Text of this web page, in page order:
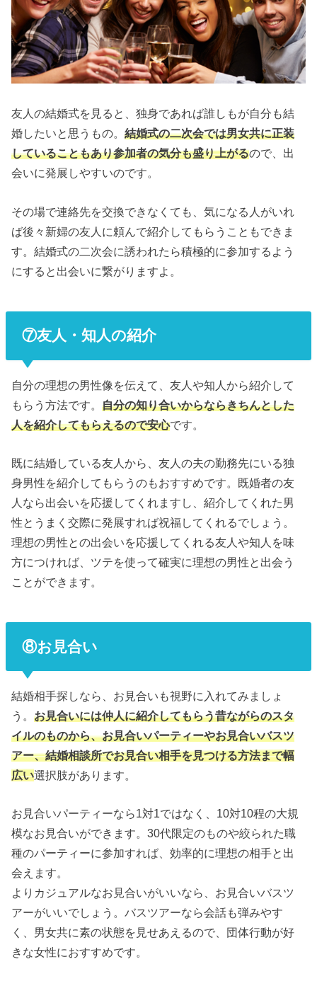
友人の結婚式を見ると、独身であれば誰しもが自分も結
婚したいと思うもの。結婚式の二次会では男女共に正装
していることもあり参加者の気分も盛り上がるので、出
会いに発展しやすいのです。
その場で連絡先を交換できなくても、気になる人がいれ
ば後々新婦の友人に頼んで紹介してもらうこともできま
す。結婚式の二次会に誘われたら積極的に参加するよう
にすると出会いに繋がりますよ。
⑦友人・知人の紹介
自分の理想の男性像を伝えて、友人や知人から紹介して
もらう方法です。自分の知り合いからならきちんとした
人を紹介してもらえるので安心です。
既に結婚している友人から、友人の夫の勤務先にいる独
身男性を紹介してもらうのもおすすめです。既婚者の友
人なら出会いを応援してくれますし、紹介してくれた男
性とうまく交際に発展すれば祝福してくれるでしょう。
理想の男性との出会いを応援してくれる友人や知人を味
方につければ、ツテを使って確実に理想の男性と出会う
ことができます。
⑧お見合い
結婚相手探しなら、お見合いも視野に入れてみましょ
う。お見合いには仲人に紹介してもらう昔ながらのスタ
イルのものから、お見合いパーティーやお見合いバスツ
アー、結婚相談所でお見合い相手を見つける方法まで幅
広い選択肢があります。
お見合いパーティーなら1対1ではなく、10対10程の大規
模なお見合いができます。30代限定のものや絞られた職
種のパーティーに参加すれば、効率的に理想の相手と出
会えます。
よりカジュアルなお見合いがいいなら、お見合いバスツ
アーがいいでしょう。バスツアーなら会話も弾みやす
く、男女共に素の状態を見せあえるので、団体行動が好
きな女性におすすめです。